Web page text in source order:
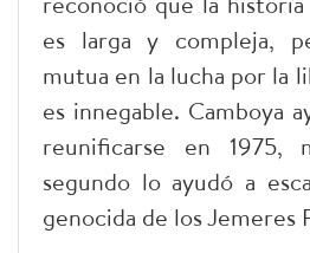
es larga y compleja,
mutua en la lucha por la
es innegable. Camboya
reunificarse en 1975,
segundo lo ayudó a
genocida de los Jemeres